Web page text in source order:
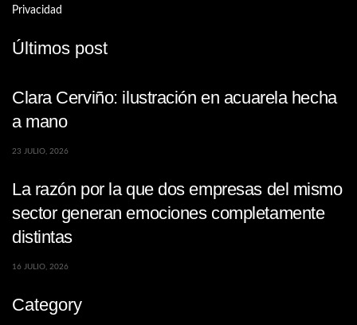
Privacidad
Últimos post
Clara Cerviño: ilustración en acuarela hecha
a mano
23 JULIO, 2026
La razón por la que dos empresas del mismo
sector generan emociones completamente
distintas
16 JULIO, 2026
Category